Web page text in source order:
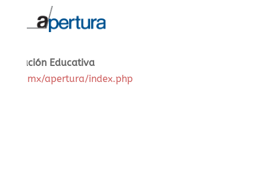
Educativa
apertura/index.php